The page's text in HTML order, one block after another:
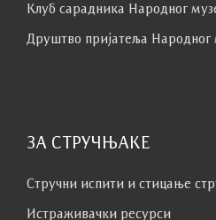
Клуб сaрaдникa Народног
Друштво пријатеља Народног
ЗА СТРУЧЊАКЕ
Стручни испити и стицање
Истраживачки ресурси